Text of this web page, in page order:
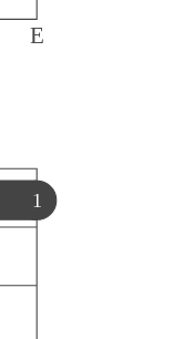
E
1